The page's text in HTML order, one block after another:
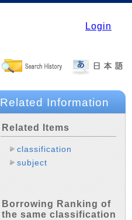
Login
Related Information
Related Items
classification
subject
Borrowing Ranking of
the same classification